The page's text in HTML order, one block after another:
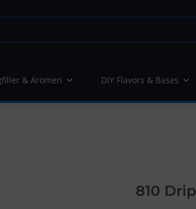
& Aromen DIY Flavors & Bases
810